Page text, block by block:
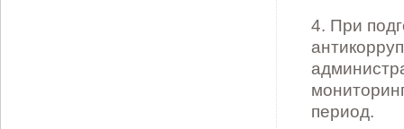
4. При
период.